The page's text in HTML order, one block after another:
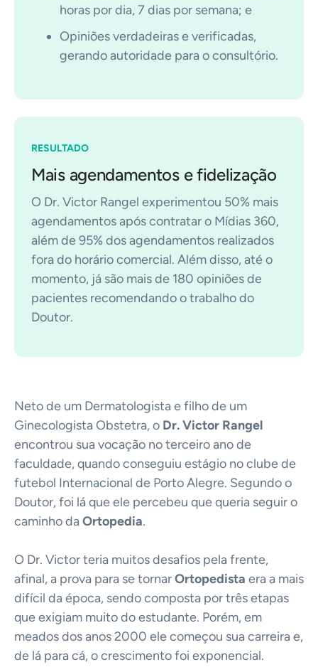
horas por dia, 7 dias por semana; e
Opiniões verdadeiras e verificadas,
gerando autoridade para o consultório.
RESULTADO
Mais agendamentos e fidelização
O Dr. Victor Rangel experimentou 50% mais
agendamentos após contratar o Mídias 360,
além de 95% dos agendamentos realizados
fora do horário comercial. Além disso, até o
momento, já são mais de 180 opiniões de
pacientes recomendando o trabalho do
Doutor.
Neto de um Dermatologista e filho de um
Ginecologista Obstetra, o Dr. Victor Rangel
encontrou sua vocação no terceiro ano de
faculdade, quando conseguiu estágio no clube de
futebol Internacional de Porto Alegre. Segundo o
Doutor, foi lá que ele percebeu que queria seguir o
caminho daOrtopedia.
O Dr. Victor teria muitos desafios pela frente,
afinal, a prova para se tornarOrtopedista era a mais
difícil da época, sendo composta por três etapas
que exigiam muito do estudante. Porém, em
meados dos anos 2000 ele começou sua carreira e,
de lá para cá, o crescimento foi exponencial.